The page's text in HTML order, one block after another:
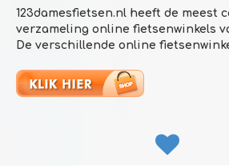
123damesfietsen.nl heeft de meest
verzameling online fietsenwinkels
De verschillende online